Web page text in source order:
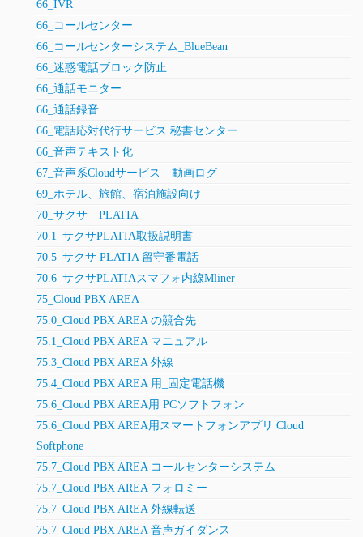
66_IVR
66_コールセンター
66_コールセンターシステム_BlueBean
66_迷惑電話ブロック防止
66_通話モニター
66_通話録音
66_電話応対代行サービス 秘書センター
66_音声テキスト化
67_音声系Cloudサービス 動画ログ
69_ホテル、旅館、宿泊施設向け
70_サクサ PLATIA
70.1_サクサPLATIA取扱説明書
70.5_サクサ PLATIA 留守番電話
70.6_サクサPLATIAスマフォ内線Mliner
75_Cloud PBX AREA
75.0_Cloud PBX AREA の競合先
75.1_Cloud PBX AREA マニュアル
75.3_Cloud PBX AREA 外線
75.4_Cloud PBX AREA 用_固定電話機
75.6_Cloud PBX AREA用 PCソフトフォン
75.6_Cloud PBX AREA用スマートフォンアプリ Cloud
Softphone
75.7_Cloud PBX AREA コールセンターシステム
75.7_Cloud PBX AREA フォロミー
75.7_Cloud PBX AREA 外線転送
75.7_Cloud PBX AREA 音声ガイダンス